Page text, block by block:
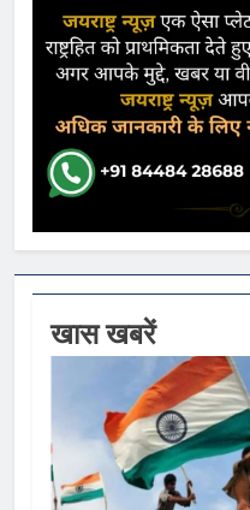
खास खबरें